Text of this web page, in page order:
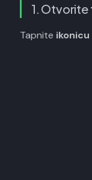
1. Otvorite
Tapnite